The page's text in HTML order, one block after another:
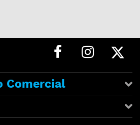
Comercial